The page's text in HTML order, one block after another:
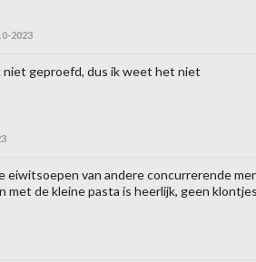
2023
geproefd, dus ik weet het niet
eiwitsoepen van andere concurrerende
met de kleine pasta is heerlijk, geen